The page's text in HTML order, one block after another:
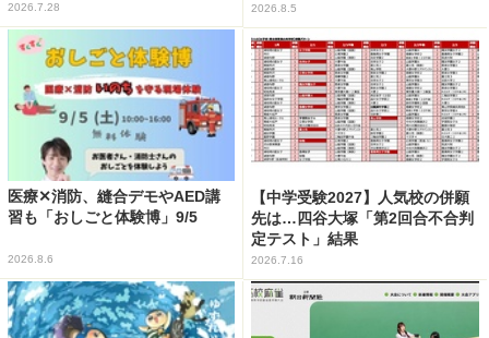
2026.7.28 2026.8.5
医療✕消防、縫合デモやAED講
習も「おしごと体験博」9/5
2026.8.6
【中学受験2027】人気校の併願
先は…四谷大塚「第2回合不合判
定テスト」結果
2026.7.16